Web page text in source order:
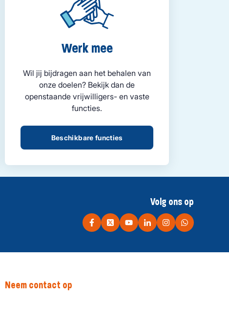
Werk mee
Wil jij bijdragen aan het behalen van
onze doelen? Bekijk dan de
openstaande vrijwilligers- en vaste
functies.
Beschikbare functies
Volg ons op
Neem contact op